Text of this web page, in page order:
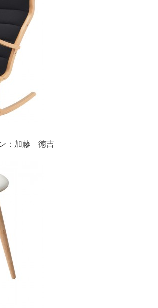
：加藤 徳吉